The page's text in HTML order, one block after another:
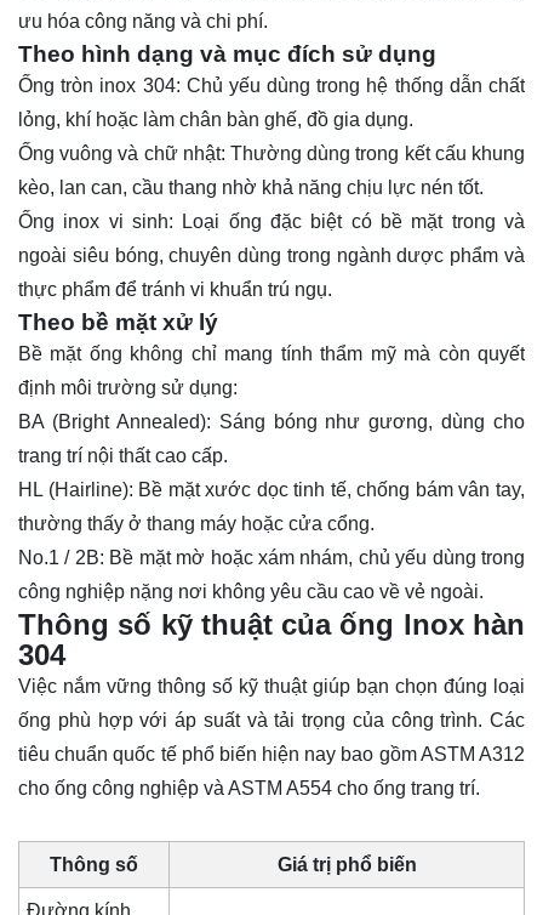
ưu hóa công năng và chi phí.
Theo hình dạng và mục đích sử dụng
Ống tròn inox 304: Chủ yếu dùng trong hệ thống dẫn chất
lỏng, khí hoặc làm chân bàn ghế, đồ gia dụng.
Ống vuông và chữ nhật: Thường dùng trong kết cấu khung
kèo, lan can, cầu thang nhờ khả năng chịu lực nén tốt.
Ống inox vi sinh: Loại ống đặc biệt có bề mặt trong và
ngoài siêu bóng, chuyên dùng trong ngành dược phẩm và
thực phẩm để tránh vi khuẩn trú ngụ.
Theo bề mặt xử lý
Bề mặt ống không chỉ mang tính thẩm mỹ mà còn quyết
định môi trường sử dụng:
BA (Bright Annealed): Sáng bóng như gương, dùng cho
trang trí nội thất cao cấp.
HL (Hairline): Bề mặt xước dọc tinh tế, chống bám vân tay,
thường thấy ở thang máy hoặc cửa cổng.
No.1 / 2B: Bề mặt mờ hoặc xám nhám, chủ yếu dùng trong
công nghiệp nặng nơi không yêu cầu cao về vẻ ngoài.
Thông số kỹ thuật của ống lnox hàn
304
Việc nắm vững thông số kỹ thuật giúp bạn chọn đúng loại
ống phù hợp với áp suất và tải trọng của công trình. Các
tiêu chuẩn quốc tế phổ biến hiện nay bao gồm ASTM A312
cho ống công nghiệp và ASTM A554 cho ống trang trí.
Thông số Giá trị phổ biến